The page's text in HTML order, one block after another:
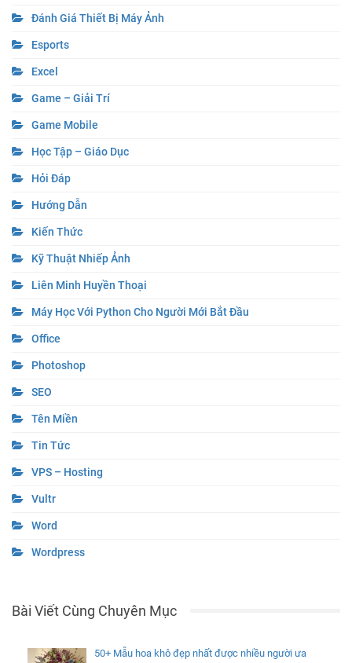
Đánh Giá Thiết Bị Máy Ảnh
Esports
Excel
Game – Giải Trí
Game Mobile
Học Tập – Giáo Dục
Hỏi Đáp
Hướng Dẫn
Kiến Thức
Kỹ Thuật Nhiếp Ảnh
Liên Minh Huyền Thoại
Máy Học Với Python Cho Người Mới Bắt Đầu
Office
Photoshop
SEO
Tên Miền
Tin Tức
VPS – Hosting
Vultr
Word
Wordpress
Bài Viết Cùng Chuyên Mục
50+ Mẫu hoa khô đẹp nhất được nhiều người ưa